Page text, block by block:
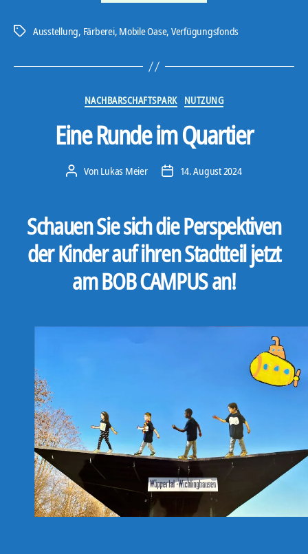
Embassy
Oberbarmen“
Schlagwörter
Ausstellung, Färberei, Mobile Oase, Verfügungsfonds
Kategorien
NACHBARSCHAFTSPARK NUTZUNG
Eine Runde im Quartier
Beitragsautor
Von Lukas Meier Veröffentlichungsdatum
14. August 2024
Schauen Sie sich die Perspektiven
der Kinder auf ihren Stadtteil jetzt
am BOB CAMPUS an!